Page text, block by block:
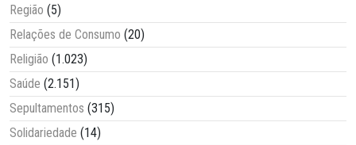
Região (5)
Relações de Consumo (20)
Religião (1.023)
Saúde (2.151)
Sepultamentos (315)
Solidariedade (14)